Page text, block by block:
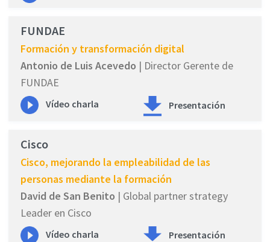
FUNDAE
Formación y transformación digital
Antonio de Luis Acevedo | Director Gerente de
FUNDAE
Vídeo charla Presentación
Cisco
Cisco, mejorando la empleabilidad de las
personas mediante la formación
David de San Benito | Global partner strategy
Leader en Cisco
Vídeo charla Presentación